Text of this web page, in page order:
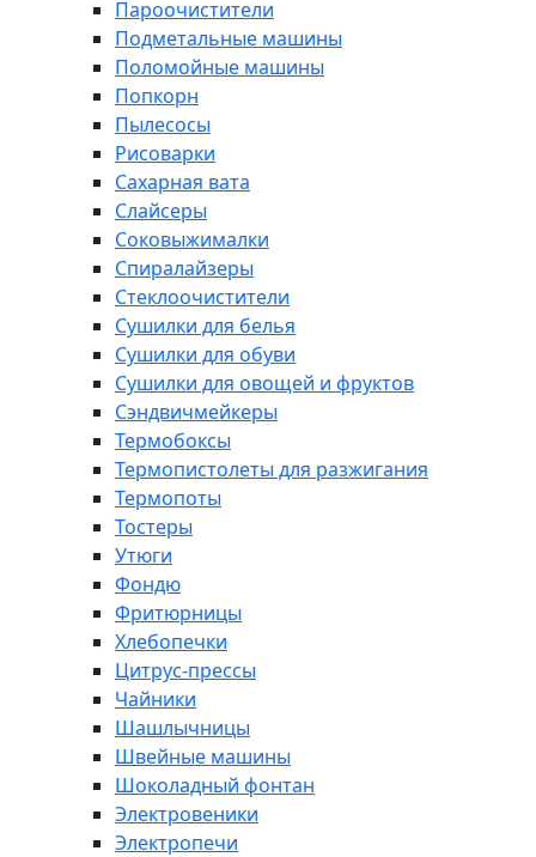
Пароочистители
Подметальные машины
Поломойные машины
Попкорн
Пылесосы
Рисоварки
Сахарная вата
Слайсеры
Соковыжималки
Спиралайзеры
Стеклоочистители
Сушилки для белья
Сушилки для обуви
Сушилки для овощей и фруктов
Сэндвичмейкеры
Термобоксы
Термопистолеты для разжигания
Термопоты
Тостеры
Утюги
Фондю
Фритюрницы
Хлебопечки
Цитрус-прессы
Чайники
Шашлычницы
Швейные машины
Шоколадный фонтан
Электровеники
Электропечи